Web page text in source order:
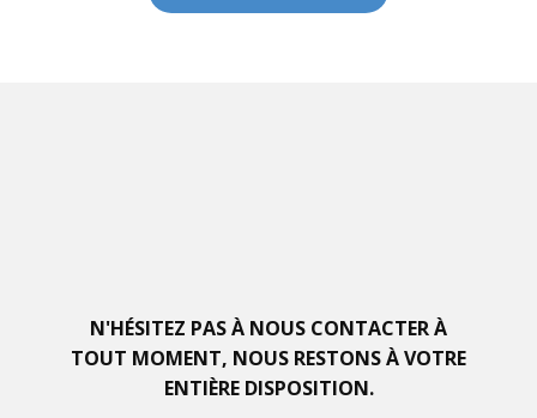
N'HÉSITEZ PAS À NOUS CONTACTER À
TOUT MOMENT, NOUS RESTONS À VOTRE
ENTIÈRE DISPOSITION.